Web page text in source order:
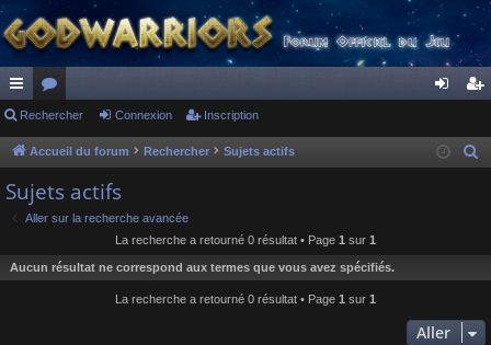
ac
co
ur
ci
or
u
s
ne cri
Rechercher Connexion Inscription
Accueil du forum Rechercher Sujets actifs
h
Sujets actifs
Aller sur la recherche avancée
La recherche a retourné 0 résultat • Page 1 sur 1
Aucun résultat ne correspond aux termes que vous avez spécifiés.
La recherche a retourné 0 résultat • Page 1 sur 1
Aller